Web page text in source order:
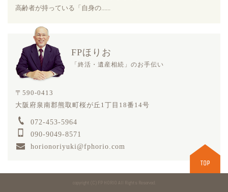
高齢者が持っている「自身の......
FPほりお
「終活・遺産相続」のお手伝い
〒590-0413
大阪府泉南郡熊取町桜が丘1丁目18番14号
072-453-5964
090-9049-8571
horionoriyuki@fphorio.com
copyright (C) FP HORIO All Rights Reserved.